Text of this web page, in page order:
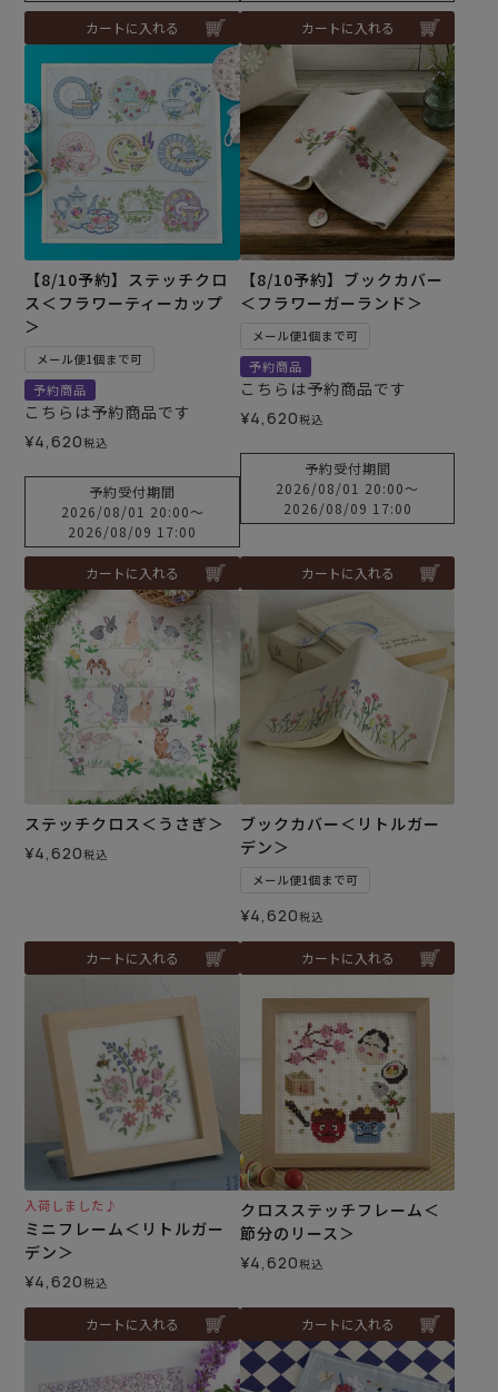
カートに入れる カートに入れる
【8/10予約】ステッチクロ
ス＜フラワーティーカップ
＞
メール便1個まで可
予約商品
こちらは予約商品です
¥4,620税込
予約受付期間
2026/08/01 20:00〜
2026/08/09 17:00
カートに入れる
【8/10予約】ブックカバー
＜フラワーガーランド＞
メール便1個まで可
予約商品
こちらは予約商品です
¥4,620税込
予約受付期間
2026/08/01 20:00〜
2026/08/09 17:00
カートに入れる
ステッチクロス＜うさぎ＞
¥4,620税込
カートに入れる
ブックカバー＜リトルガー
デン＞
メール便1個まで可
¥4,620税込
カートに入れる
入荷しました♪
ミニフレーム＜リトルガー
デン＞
¥4,620税込
カートに入れる
クロスステッチフレーム＜
節分のリース＞
¥4,620税込
カートに入れる